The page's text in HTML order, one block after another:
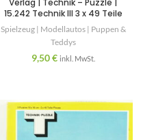
Verlag | Technik – Puzzle |
15.242 Technik III 3 x 49 Teile
Spielzeug | Modellautos | Puppen &
Teddys
9,50€ inkl. MwSt.